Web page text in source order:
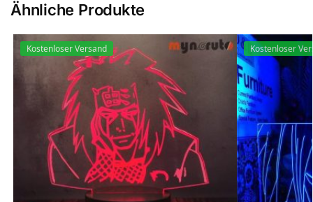
Ähnliche Produkte
Kostenloser Versand Kostenloser